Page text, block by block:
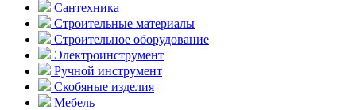
Сантехника
Строительные материалы
Строительное оборудование
Электроинструмент
Ручной инструмент
Скобяные изделия
Мебель